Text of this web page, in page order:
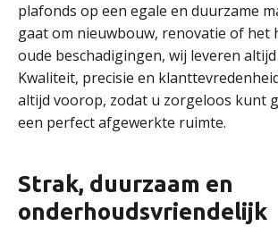
plafonds op een egale en duurzame
gaat om nieuwbouw, renovatie of het
oude beschadigingen, wij leveren
Kwaliteit, precisie en
altijd voorop, zodat u zorgeloos kunt
een perfect afgewerkte ruimte.
Strak, duurzaam en
onderhoudsvriendelijk